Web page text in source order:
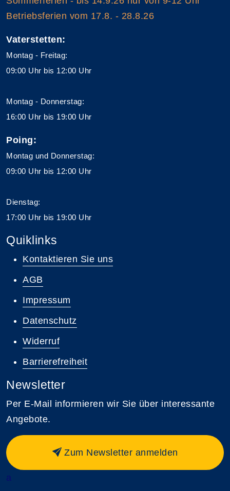
Betriebsferien vom 17.8. - 28.8.26
Vaterstetten:
Montag - Freitag:
09:00 Uhr bis 12:00 Uhr
Montag - Donnerstag:
16:00 Uhr bis 19:00 Uhr
Poing:
Montag und Donnerstag:
09:00 Uhr bis 12:00 Uhr
Dienstag:
17:00 Uhr bis 19:00 Uhr
Quiklinks
Kontaktieren Sie uns
AGB
Impressum
Datenschutz
Widerruf
Barrierefreiheit
Newsletter
Per E-Mail informieren wir Sie über interessante
Angebote.
Zum Newsletter anmelden
a